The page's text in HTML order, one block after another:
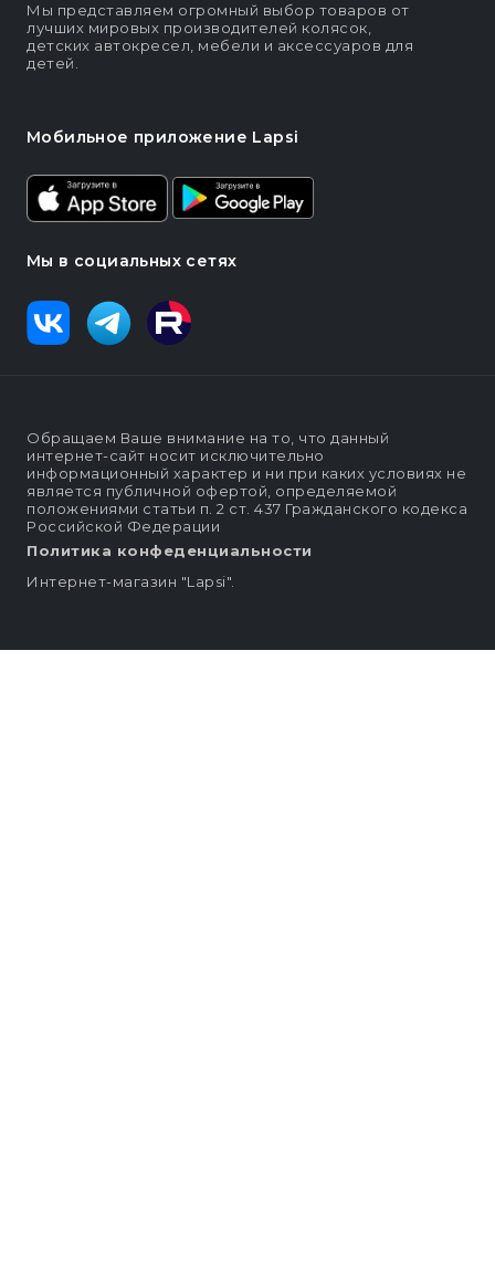
Мы представляем огромный выбор товаров от
лучших мировых производителей колясок,
детских автокресел, мебели и аксессуаров для
детей.
Мобильное приложение Lapsi
Мы в социальных сетях
Обращаем Ваше внимание на то, что данный
интернет-сайт носит исключительно
информационный характер и ни при каких условиях не
является публичной офертой, определяемой
положениями статьи п. 2 ст. 437 Гражданского кодекса
Российской Федерации
Политика конфеденциальности
Интернет-магазин "Lapsi".